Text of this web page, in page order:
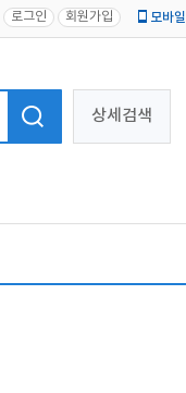
로그인 회원가입 모바일
상세검색